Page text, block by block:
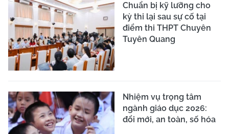
Chuẩn bị kỹ lưỡng cho
kỳ thi lại sau sự cố tại
điểm thi THPT Chuyên
Tuyên Quang
Nhiệm vụ trọng tâm
ngành giáo dục 2026:
đổi mới, an toàn, số hóa